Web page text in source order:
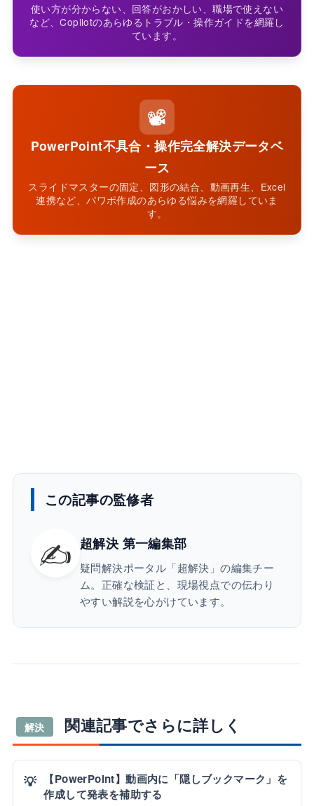
使い方が分からない、回答がおかしい、職場で使えない
など、Copilotのあらゆるトラブル・操作ガイドを網羅し
ています。
📽️
PowerPoint不具合・操作完全解決データベ
ース
スライドマスターの固定、図形の結合、動画再生、Excel
連携など、パワポ作成のあらゆる悩みを網羅していま
す。
この記事の監修者
✍️ 超解決 第一編集部
疑問解決ポータル「超解決」の編集チー
ム。正確な検証と、現場視点での伝わり
やすい解説を心がけています。
解決 関連記事でさらに詳しく
💡
【PowerPoint】動画内に「隠しブックマーク」を
作成して発表を補助する